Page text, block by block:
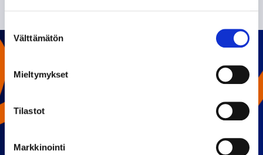
valinta
Välttämätön
Mieltymykset
Tilastot
Markkinointi
PELAAJATILASTOT